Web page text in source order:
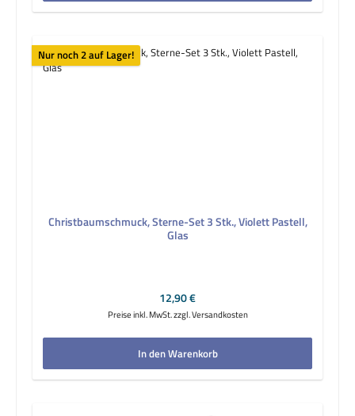
Nur noch 2 auf Lager!
Christbaumschmuck, Sterne-Set 3 Stk., Violett Pastell,
Glas
Regulärer Preis:
12,90 €
Preise inkl. MwSt. zzgl. Versandkosten
In den Warenkorb